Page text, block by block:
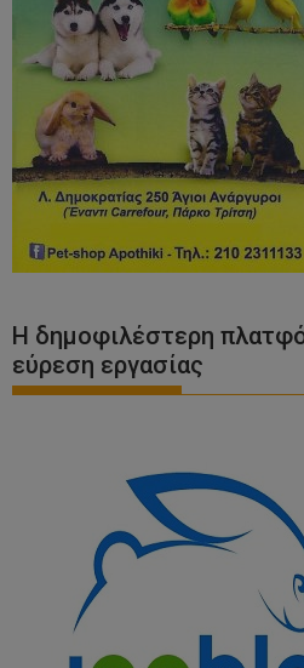
Η δημοφιλέστερη
εύρεση εργασίας